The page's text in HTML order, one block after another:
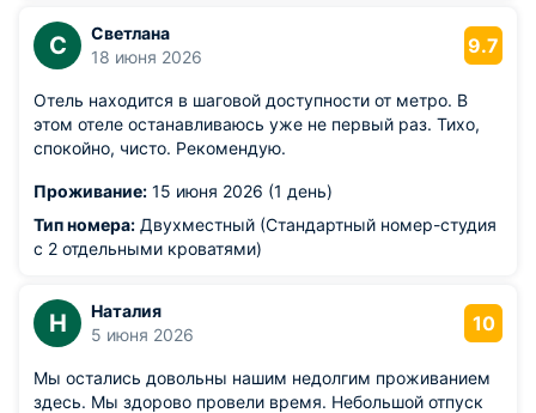
С
Светлана
18 июня 2026
9.7
Отель находится в шаговой доступности от метро. В
этом отеле останавливаюсь уже не первый раз. Тихо,
спокойно, чисто. Рекомендую.
Проживание: 15 июня 2026 (1 день)
Тип номера: Двухместный (Стандартный номер-студия
с 2 отдельными кроватями)
Н
Наталия
5 июня 2026
10
Мы остались довольны нашим недолгим проживанием
здесь. Мы здорово провели время. Небольшой отпуск